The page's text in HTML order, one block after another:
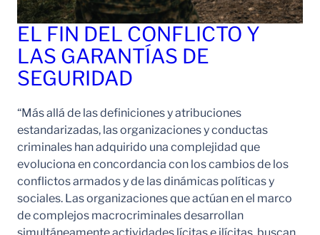
EL FIN DEL CONFLICTO Y
LAS GARANTÍAS DE
SEGURIDAD
“Más allá de las definiciones y atribuciones
estandarizadas, las organizaciones y conductas
criminales han adquirido una complejidad que
evoluciona en concordancia con los cambios de los
conflictos armados y de las dinámicas políticas y
sociales. Las organizaciones que actúan en el marco
de complejos macrocriminales desarrollan